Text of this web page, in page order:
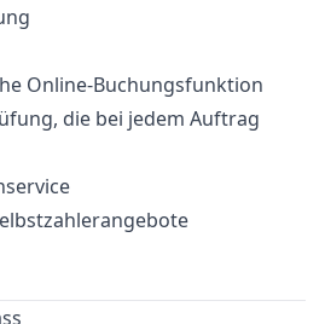
Online-Buchungsfunktion
die bei jedem Auftrag